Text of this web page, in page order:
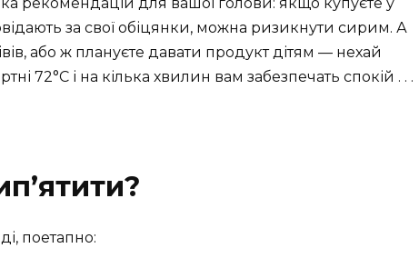
за свої обіцянки, можна ризикнути сирим. А
або ж плануєте давати продукт дітям — нехай
72°C і на кілька хвилин вам забезпечать спокій . . .
поетапно: